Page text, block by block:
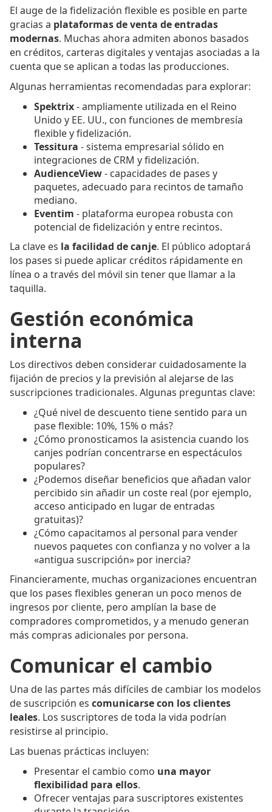
El auge de la fidelización flexible es posible en parte
gracias a plataformas de venta de entradas
modernas. Muchas ahora admiten abonos basados
en créditos, carteras digitales y ventajas asociadas a la
cuenta que se aplican a todas las producciones.
Algunas herramientas recomendadas para explorar:
Spektrix- ampliamente utilizada en el Reino
Unido y EE. UU., con funciones de membresía
flexible y fidelización.
Tessitura - sistema empresarial sólido en
integraciones de CRM y fidelización.
AudienceView- capacidades de pases y
paquetes, adecuado para recintos de tamaño
mediano.
Eventim - plataforma europea robusta con
potencial de fidelización y entre recintos.
La clave es la facilidad de canje. El público adoptará
los pases si puede aplicar créditos rápidamente en
línea o a través del móvil sin tener que llamar a la
taquilla.
Gestión económica
interna
Los directivos deben considerar cuidadosamente la
fijación de precios y la previsión al alejarse de las
suscripciones tradicionales. Algunas preguntas clave:
¿Qué nivel de descuento tiene sentido para un
pase flexible: 10%, 15% o más?
¿Cómo pronosticamos la asistencia cuando los
canjes podrían concentrarse en espectáculos
populares?
¿Podemos diseñar beneficios que añadan valor
percibido sin añadir un coste real (por ejemplo,
acceso anticipado en lugar de entradas
gratuitas)?
¿Cómo capacitamos al personal para vender
nuevos paquetes con confianza y no volver a la
«antigua suscripción» por inercia?
Financieramente, muchas organizaciones encuentran
que los pases flexibles generan un poco menos de
ingresos por cliente, pero amplían la base de
compradores comprometidos, y a menudo generan
más compras adicionales por persona.
Comunicar el cambio
Una de las partes más difíciles de cambiar los modelos
de suscripción es comunicarse con los clientes
leales. Los suscriptores de toda la vida podrían
resistirse al principio.
Las buenas prácticas incluyen:
Presentar el cambio como una mayor
flexibilidad para ellos.
Ofrecer ventajas para suscriptores existentes